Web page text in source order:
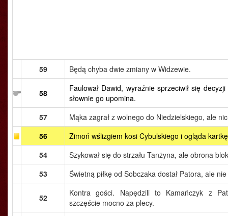
59 Będą chyba dwie zmiany w Widzewie.
58
Faulował Dawid, wyraźnie sprzeciwił się
słownie go upomina.
57
Mąka zagrał z wolnego do Niedzielskiego, ale
56
Zimoń wślizgiem kosi Cybulskiego i ogląda
54
Szykował się do strzału Tanżyna, ale obrona
53
Świetną piłkę od Sobczaka dostał Patora, ale
52
Kontra gości. Napędzili to Kamańczyk z
szczęście mocno za plecy.